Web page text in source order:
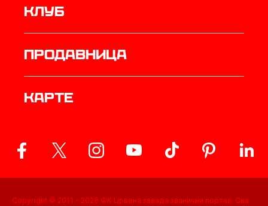
Клуб
продавница
Карте
Copyright © 2011 - 2026 ФК Црвена звезда званични портал. Сва